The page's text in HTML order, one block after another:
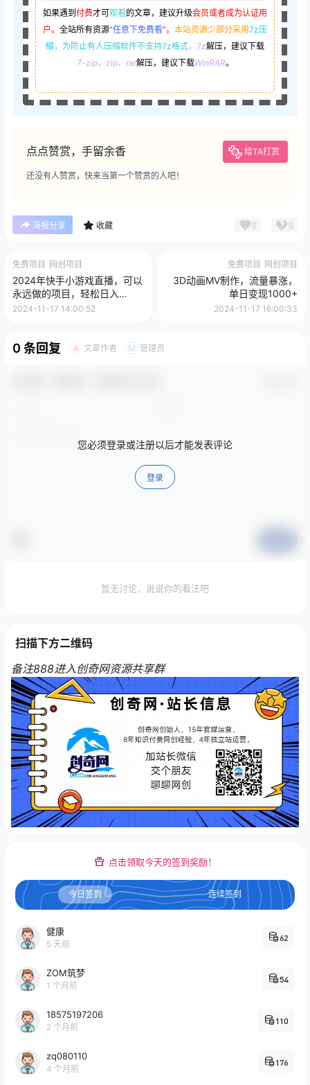
如果遇到 付费才可观看的文章，建议升级会员或者成为认证用
户。 全站所有资源“任意下免费看”。 本站资源少部分采用7z压
缩， 为防止有人压缩软件不支持7z格式，7z解压，建议下载
7-zip，zip、rar解压，建议下载WinRAR。
点点赞赏，手留余香 给TA打赏
还没有人赞赏，快来当第一个赞赏的人吧！
海报分享 收藏 0 0
免费项目 网创项目
2024年快手小游戏直播，可以
永远做的项目，轻松日入
1000+
2024-11-17 14:00:52
免费项目 网创项目
3D动画MV制作，流量暴涨，
单日变现1000+
2024-11-17 16:00:33
0 条回复 A 文章作者 M 管理员
您必须登录或注册以后才能发表评论
登录
暂无讨论，说说你的看法吧
扫描下方二维码
备注888进入创奇网资源共享群
点击领取今天的签到奖励！
今日签到 连续签到
健康
5 天前
62
ZOM筑梦
1 个月前
54
18575197206
2 个月前
110
zq080110
4 个月前
176